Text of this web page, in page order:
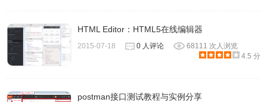
HTML Editor：HTML5在线编辑器
2015-07-18 0 人评论
68111 次人浏览
4.5 分
postman接口测试教程与实例分享